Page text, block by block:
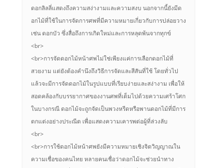
ดอกลิลลี่แสดงถึงความสง่างามและความสงบ นอกจากนี้ยังมีด
อกไม้ที่ใช้ในการจัดการศพที่มีความหมายเกี่ยวกับการปล่อยวาง
เช่น ดอกบัว ซึ่งสื่อถึงการเกิดใหม่และการหลุดพ้นจากทุกข์
<br>
<br>การจัดดอกไม้หน้าศพไม่ใช่เพียงแค่การเลือกดอกไม้ที่
สวยงาม แต่ยังต้องคำนึงถึงวิธีการจัดและสีสันที่ใช้ โดยทั่วไป
แล้วจะมีการจัดดอกไม้ในรูปแบบที่เรียบง่ายและสง่างาม เพื่อให้
สอดคล้องกับบรรยากาศของงานศพที่เต็มไปด้วยความเศร้าโศก
ในบางกรณี ดอกไม้จะถูกจัดเป็นพวงหรีดหรือพานดอกไม้ที่มีการ
ตกแต่งอย่างประณีต เพื่อแสดงความเคารพต่อผู้ที่ล่วงลับ
<br>
<br>การใช้ดอกไม้หน้าศพยังมีความหมายเชิงจิตวิญญาณใน
ความเชื่อของคนไทย หลายคนเชื่อว่าดอกไม้จะช่วยนำทาง